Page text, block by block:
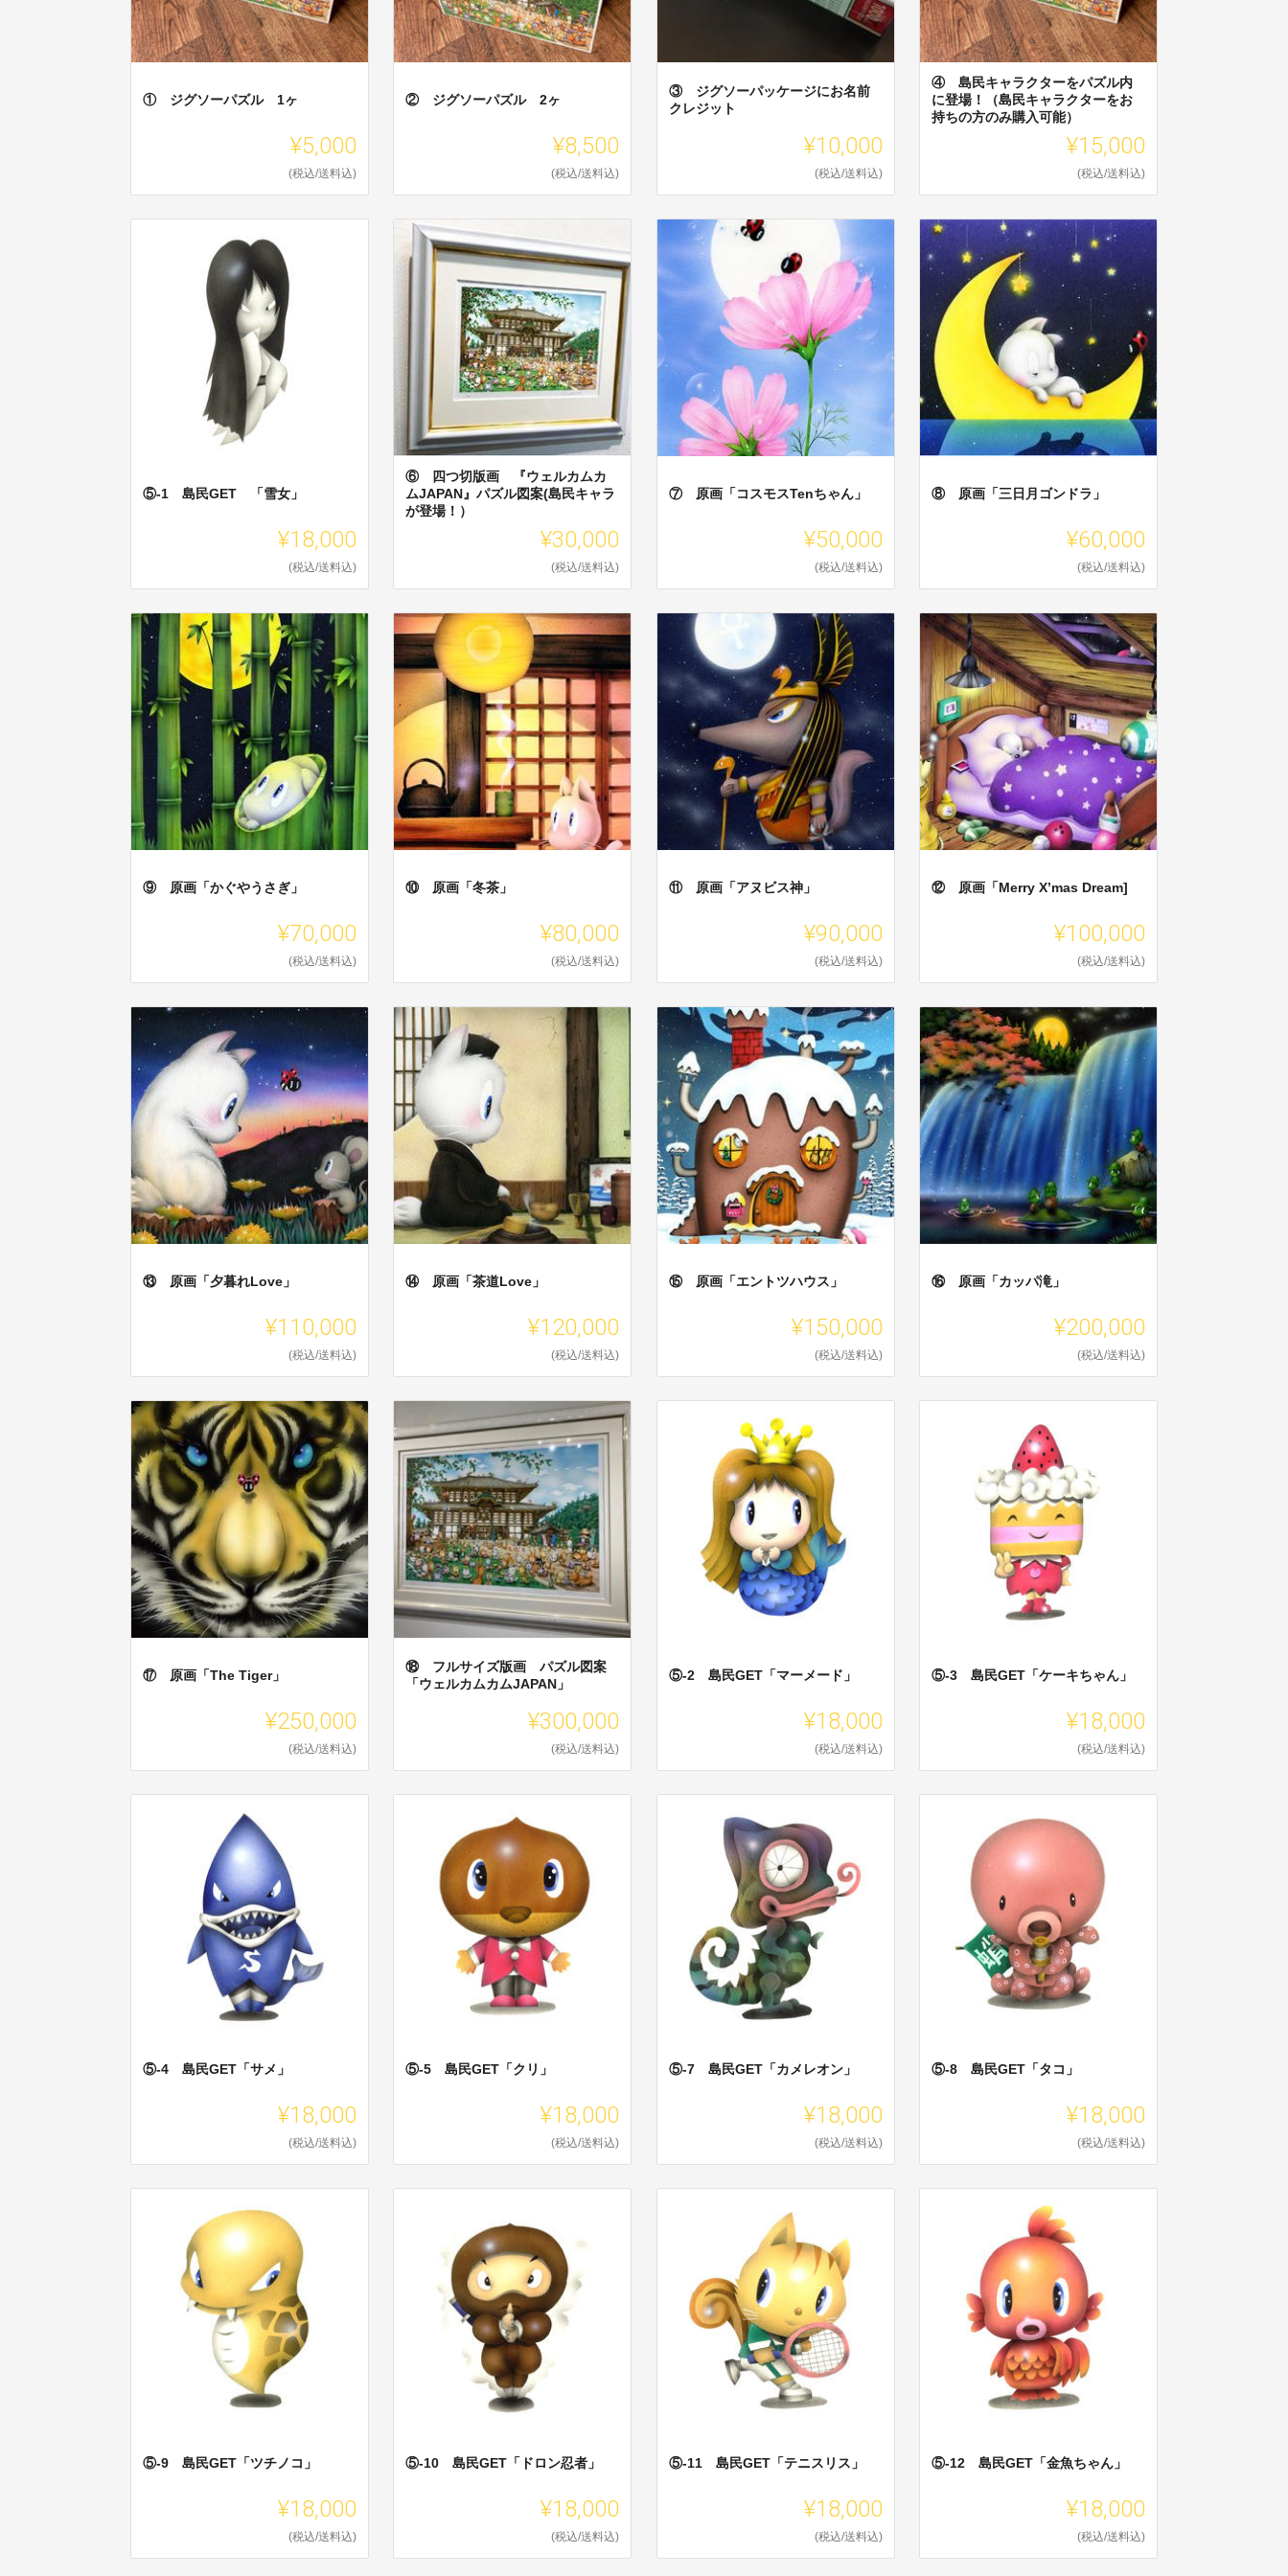
① ジグソーパズル 1ヶ
¥5,000
(税込/送料込)
② ジグソーパズル 2ヶ
¥8,500
(税込/送料込)
③ ジグソーパッケージにお名前
クレジット
¥10,000
(税込/送料込)
④ 島民キャラクターをパズル内
に登場！（島民キャラクターをお
持ちの方のみ購入可能）
¥15,000
(税込/送料込)
⑤-1 島民GET 「雪女」
¥18,000
(税込/送料込)
⑥ 四つ切版画 『ウェルカムカ
ムJAPAN』パズル図案(島民キャラ
が登場！）
¥30,000
(税込/送料込)
⑦ 原画「コスモスTenちゃん」
¥50,000
(税込/送料込)
⑧ 原画「三日月ゴンドラ」
¥60,000
(税込/送料込)
⑨ 原画「かぐやうさぎ」
¥70,000
(税込/送料込)
⑩ 原画「冬茶」
¥80,000
(税込/送料込)
⑪ 原画「アヌビス神」
¥90,000
(税込/送料込)
⑫ 原画「Merry X’mas Dream]
¥100,000
(税込/送料込)
⑬ 原画「夕暮れLove」
¥110,000
(税込/送料込)
⑭ 原画「茶道Love」
¥120,000
(税込/送料込)
⑮ 原画「エントツハウス」
¥150,000
(税込/送料込)
⑯ 原画「カッパ滝」
¥200,000
(税込/送料込)
⑰ 原画「The Tiger」
¥250,000
(税込/送料込)
⑱ フルサイズ版画 パズル図案
「ウェルカムカムJAPAN」
¥300,000
(税込/送料込)
⑤-2 島民GET「マーメード」
¥18,000
(税込/送料込)
⑤-3 島民GET「ケーキちゃん」
¥18,000
(税込/送料込)
⑤-4 島民GET「サメ」
¥18,000
(税込/送料込)
⑤-5 島民GET「クリ」
¥18,000
(税込/送料込)
⑤-7 島民GET「カメレオン」
¥18,000
(税込/送料込)
⑤-8 島民GET「タコ」
¥18,000
(税込/送料込)
⑤-9 島民GET「ツチノコ」
¥18,000
(税込/送料込)
⑤-10 島民GET「ドロン忍者」
¥18,000
(税込/送料込)
⑤-11 島民GET「テニスリス」
¥18,000
(税込/送料込)
⑤-12 島民GET「金魚ちゃん」
¥18,000
(税込/送料込)